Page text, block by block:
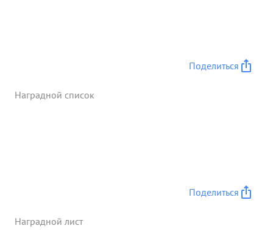
Поделиться
Наградной список
Поделиться
Наградной лист